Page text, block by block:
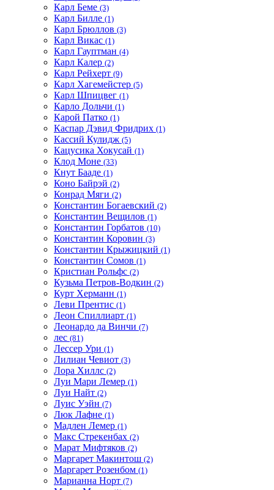
Карл Беме (3)
Карл Билле (1)
Карл Брюллов (3)
Карл Викас (1)
Карл Гауптман (4)
Карл Калер (2)
Карл Рейхерт (9)
Карл Хагемейстер (5)
Карл Шпицвег (1)
Карло Дольчи (1)
Карой Патко (1)
Каспар Дэвид Фридрих (1)
Кассий Кулидж (5)
Кацусика Хокусай (1)
Клод Моне (33)
Кнут Бааде (1)
Коно Байрэй (2)
Конрад Мяги (2)
Константин Богаевский (2)
Константин Вещилов (1)
Константин Горбатов (10)
Константин Коровин (3)
Константин Крыжицкий (1)
Константин Сомов (1)
Кристиан Рольфс (2)
Кузьма Петров-Водкин (2)
Курт Херманн (1)
Леви Прентис (1)
Леон Спиллиарт (1)
Леонардо да Винчи (7)
лес (81)
Лессер Ури (1)
Лилиан Чевиот (3)
Лора Хиллс (2)
Луи Мари Лемер (1)
Луи Найт (2)
Луис Уэйн (7)
Люк Лафне (1)
Мадлен Лемер (1)
Макс Стрекенбах (2)
Марат Мифтяков (2)
Маргарет Макинтош (2)
Маргарет Розенбом (1)
Марианна Норт (7)